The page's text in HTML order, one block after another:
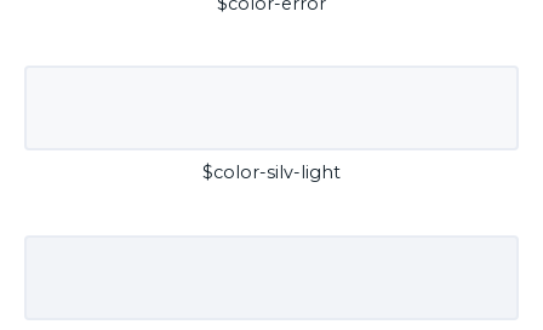
$color-silv-light